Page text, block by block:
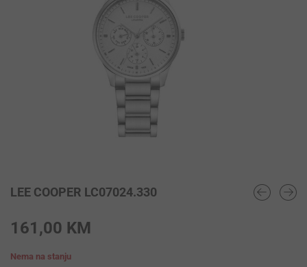
LEE COOPER LC07024.330
161,00 KM
Nema na stanju